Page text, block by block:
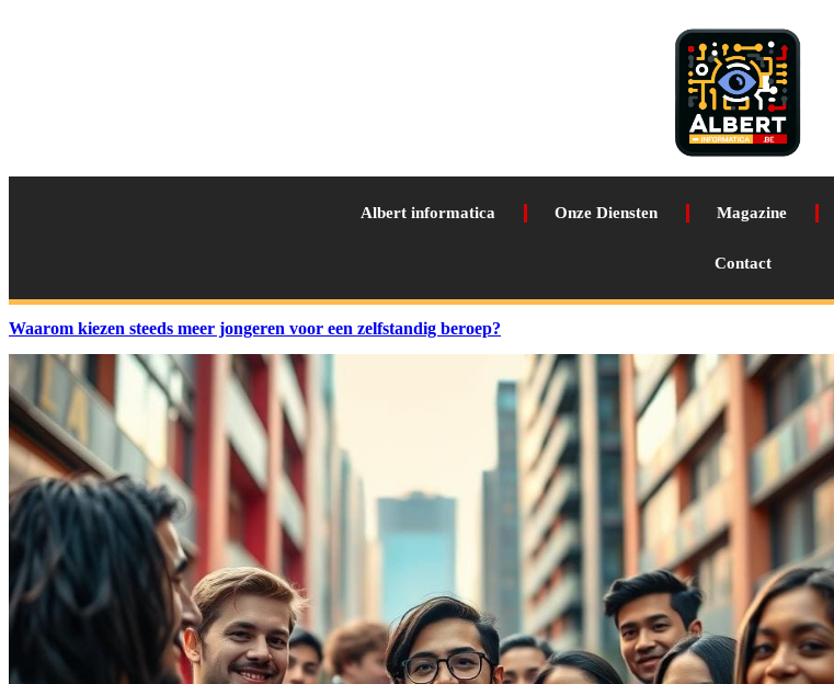
Albert informatica Onze Diensten Magazine
Contact
Waarom kiezen steeds meer jongeren voor een zelfstandig beroep?